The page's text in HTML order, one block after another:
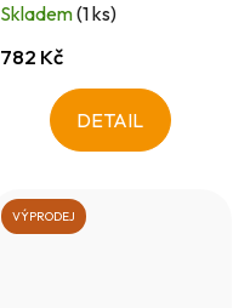
Skladem(1 ks)
782 Kč
DETAIL
VÝPRODEJ